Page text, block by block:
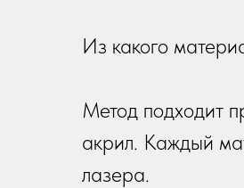
Из какого
Метод подходит
акрил. Каждый
лазера.